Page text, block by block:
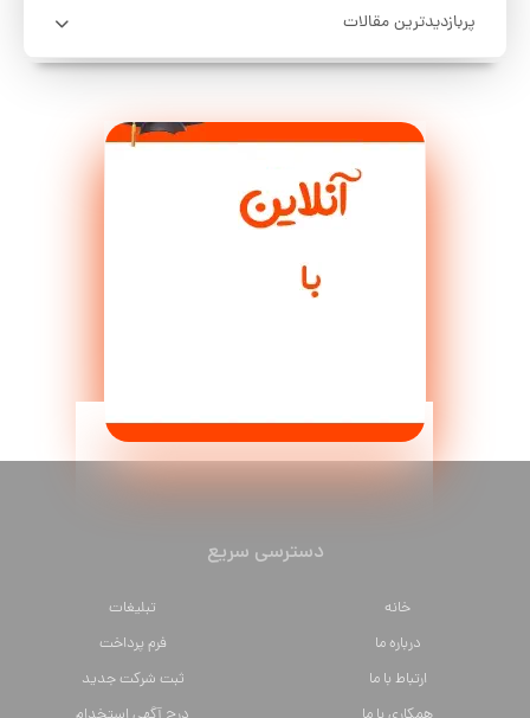
پربازدیدترین مقالات
دسترسی سریع
خانه
تبلیغات
درباره ما
فرم پرداخت
ارتباط با ما
ثبت شرکت جدید